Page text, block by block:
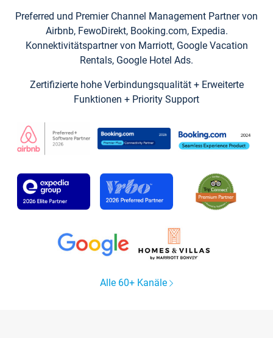
Preferred und Premier Channel Management Partner von
Airbnb, FewoDirekt, Booking.com, Expedia.
Konnektivitätspartner von Marriott, Google Vacation
Rentals, Google Hotel Ads.
Zertifizierte hohe Verbindungsqualität + Erweiterte
Funktionen + Priority Support
Alle 60+ Kanäle